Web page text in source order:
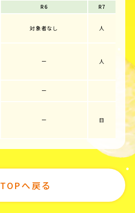
R6
R7
対象者なし 人
ー 人
ー
ー 日
TOPへ戻る